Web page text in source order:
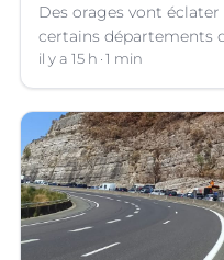
Des orages vont
certains départements
il y a 15 h 1 min